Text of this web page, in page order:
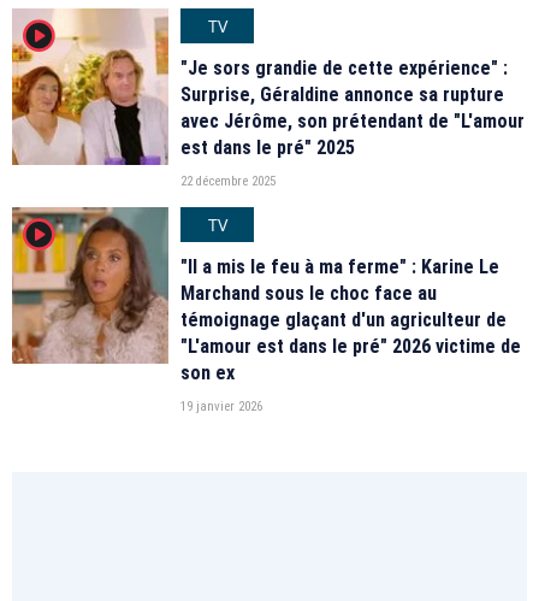
player2
TV
"Je sors grandie de cette expérience" :
Surprise, Géraldine annonce sa rupture
avec Jérôme, son prétendant de "L'amour
est dans le pré" 2025
22 décembre 2025
player2
TV
"Il a mis le feu à ma ferme" : Karine Le
Marchand sous le choc face au
témoignage glaçant d'un agriculteur de
"L'amour est dans le pré" 2026 victime de
son ex
19 janvier 2026